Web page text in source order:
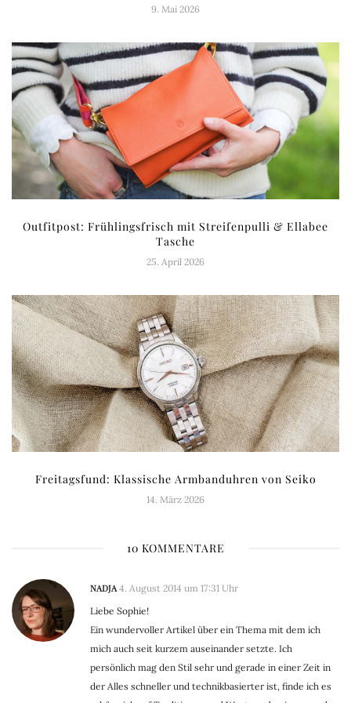
9. Mai 2026
Outfitpost: Frühlingsfrisch mit Streifenpulli & Ellabee
Tasche
25. April 2026
Freitagsfund: Klassische Armbanduhren von Seiko
14. März 2026
10 KOMMENTARE
NADJA 4. August 2014 um 17:31 Uhr
Liebe Sophie!
Ein wundervoller Artikel über ein Thema mit dem ich
mich auch seit kurzem auseinander setzte. Ich
persönlich mag den Stil sehr und gerade in einer Zeit in
der Alles schneller und technikbasierter ist, finde ich es